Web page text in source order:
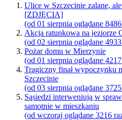
Ulice w Szczecinie zalane,
[ZDJĘCIA]
(od 01 sierpnia oglądane
Akcja ratunkowa na jeziorze
(od 02 sierpnia oglądane
Pożar domu w Mierzynie
(od 01 sierpnia oglądane
Tragiczny finał wypoczynku
Szczecinie
(od 03 sierpnia oglądane
Sąsiedzi interweniują w
samotnie w mieszkaniu
(od wczoraj oglądane 3216